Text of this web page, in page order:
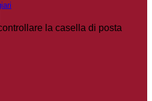
la casella di posta